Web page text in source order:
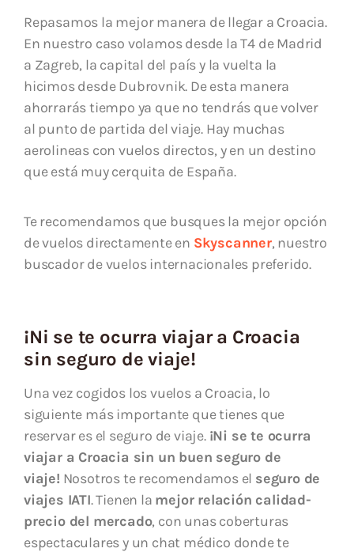
Repasamos la mejor manera de llegar a Croacia.
En nuestro caso volamos desde la T4 de Madrid
a Zagreb, la capital del país y la vuelta la
hicimos desde Dubrovnik. De esta manera
ahorrarás tiempo ya que no tendrás que volver
al punto de partida del viaje. Hay muchas
aerolineas con vuelos directos, y en un destino
que está muy cerquita de España.
Te recomendamos que busques la mejor opción
de vuelos directamente en Skyscanner, nuestro
buscador de vuelos internacionales preferido.
¡Ni se te ocurra viajar a Croacia
sin seguro de viaje!
Una vez cogidos los vuelos a Croacia, lo
siguiente más importante que tienes que
reservar es el seguro de viaje. ¡Ni se te ocurra
viajar a Croacia sin un buen seguro de
viaje! Nosotros te recomendamos el seguro de
viajes IATI. Tienen la mejor relación calidad-
precio del mercado, con unas coberturas
espectaculares y un chat médico donde te